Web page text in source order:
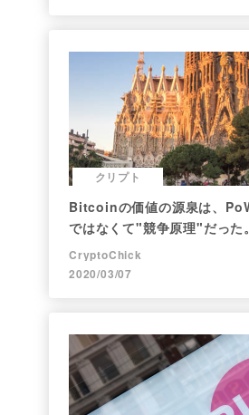
クリプト
Bitcoinの価値の源泉は、
ではなくて"競争原理"だった。
CryptoChick
2020/03/07